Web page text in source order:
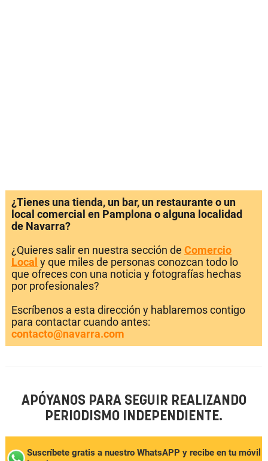
¿Tienes una tienda, un bar, un restaurante o un
local comercial en Pamplona o alguna localidad
de Navarra?
¿Quieres salir en nuestra sección de Comercio
Local y que miles de personas conozcan todo lo
que ofreces con una noticia y fotografías hechas
por profesionales?
Escríbenos a esta dirección y hablaremos contigo
para contactar cuando antes:
contacto@navarra.com
APÓYANOS PARA SEGUIR REALIZANDO
PERIODISMO INDEPENDIENTE.
Suscríbete gratis a nuestro WhatsAPP y recibe en tu móvil